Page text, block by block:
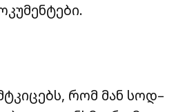
რომ მან სოდ–